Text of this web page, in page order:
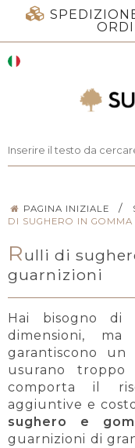
PAGINA INIZIALE /
DI SUGHERO IN
Rulli di
guarnizioni
Hai bisogno di
dimensioni,
garantiscono
usurano troppo
comporta il
aggiuntive e
sughero e
guarnizioni di